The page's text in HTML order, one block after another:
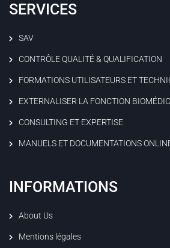
SERVICES
SAV
CONTRÔLE QUALITÉ & QUALIFICATION
FORMATIONS UTILISATEURS ET
EXTERNALISER LA FONCTION
CONSULTING ET EXPERTISE
MANUELS ET DOCUMENTATIONS
INFORMATIONS
About Us
Mentions légales